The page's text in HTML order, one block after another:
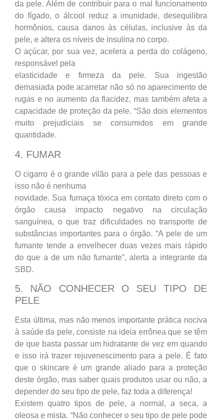
da pele. Além de contribuir para o mal funcionamento
do fígado, o álcool reduz a imunidade, desequilibra
hormônios, causa danos às células, inclusive às da
pele, e altera os níveis de insulina no corpo.
O açúcar, por sua vez, acelera a perda do colágeno,
responsável pela
elasticidade e firmeza da pele. Sua ingestão
demasiada pode acarretar não só no aparecimento de
rugas e no aumento da flacidez, mas também afeta a
capacidade de proteção da pele. “São dois elementos
muito prejudiciais se consumidos em grande
quantidade.
4. FUMAR
O cigarro é o grande vilão para a pele das pessoas e
isso não é nenhuma
novidade. Sua fumaça tóxica em contato direto com o
órgão causa impacto negativo na circulação
sanguínea, o que traz dificuldades no transporte de
substâncias importantes para o órgão. “A pele de um
fumante tende a envelhecer duas vezes mais rápido
do que a de um não fumante”, alerta a integrante da
SBD.
5. NÃO CONHECER O SEU TIPO DE
PELE
Esta última, mas não menos importante prática nociva
à saúde da pele, consiste na ideia errônea que se têm
de que basta passar um hidratante de vez em quando
e isso irá trazer rejuvenescimento para a pele. É fato
que o skincare é um grande aliado para a proteção
deste órgão, mas saber quais produtos usar ou não, a
depender do seu tipo de pele, faz toda a diferença!
Existem quatro tipos de pele, a normal, a seca, a
oleosa e mista. “Não conhecer o seu tipo de pele pode